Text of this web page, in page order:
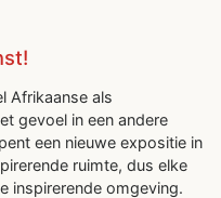
Afrikaanse als
gevoel in een andere
een nieuwe expositie in
ruimte, dus elke
inspirerende omgeving.